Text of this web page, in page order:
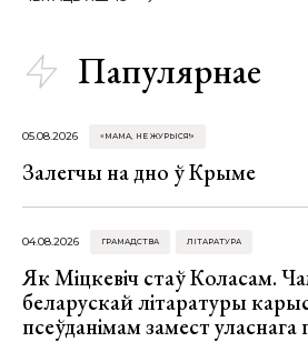
Папулярнае
05.08.2026 «МАМА, НЕ ЖУРЫСЯ!»
Залегчы на дно ў Крыме
04.08.2026 ГРАМАДСТВА ЛІТАРАТУРА
Як Міцкевіч стаў Коласам.
беларускай літаратуры
псеўданімам замест уласнага